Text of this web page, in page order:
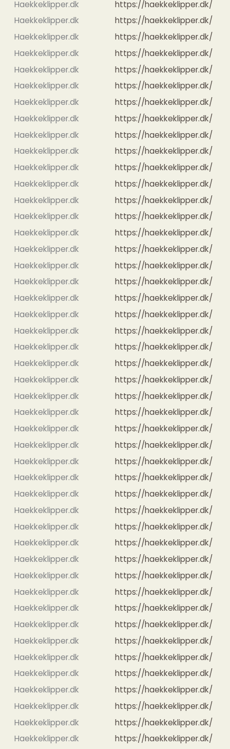
Haekkeklipper.dk
https://haekkeklipper.dk/
Haekkeklipper.dk
https://haekkeklipper.dk/
Haekkeklipper.dk
https://haekkeklipper.dk/
Haekkeklipper.dk
https://haekkeklipper.dk/
Haekkeklipper.dk
https://haekkeklipper.dk/
Haekkeklipper.dk
https://haekkeklipper.dk/
Haekkeklipper.dk
https://haekkeklipper.dk/
Haekkeklipper.dk
https://haekkeklipper.dk/
Haekkeklipper.dk
https://haekkeklipper.dk/
Haekkeklipper.dk
https://haekkeklipper.dk/
Haekkeklipper.dk
https://haekkeklipper.dk/
Haekkeklipper.dk
https://haekkeklipper.dk/
Haekkeklipper.dk
https://haekkeklipper.dk/
Haekkeklipper.dk
https://haekkeklipper.dk/
Haekkeklipper.dk
https://haekkeklipper.dk/
Haekkeklipper.dk
https://haekkeklipper.dk/
Haekkeklipper.dk
https://haekkeklipper.dk/
Haekkeklipper.dk
https://haekkeklipper.dk/
Haekkeklipper.dk
https://haekkeklipper.dk/
Haekkeklipper.dk
https://haekkeklipper.dk/
Haekkeklipper.dk
https://haekkeklipper.dk/
Haekkeklipper.dk
https://haekkeklipper.dk/
Haekkeklipper.dk
https://haekkeklipper.dk/
Haekkeklipper.dk
https://haekkeklipper.dk/
Haekkeklipper.dk
https://haekkeklipper.dk/
Haekkeklipper.dk
https://haekkeklipper.dk/
Haekkeklipper.dk
https://haekkeklipper.dk/
Haekkeklipper.dk
https://haekkeklipper.dk/
Haekkeklipper.dk
https://haekkeklipper.dk/
Haekkeklipper.dk
https://haekkeklipper.dk/
Haekkeklipper.dk
https://haekkeklipper.dk/
Haekkeklipper.dk
https://haekkeklipper.dk/
Haekkeklipper.dk
https://haekkeklipper.dk/
Haekkeklipper.dk
https://haekkeklipper.dk/
Haekkeklipper.dk
https://haekkeklipper.dk/
Haekkeklipper.dk
https://haekkeklipper.dk/
Haekkeklipper.dk
https://haekkeklipper.dk/
Haekkeklipper.dk
https://haekkeklipper.dk/
Haekkeklipper.dk
https://haekkeklipper.dk/
Haekkeklipper.dk
https://haekkeklipper.dk/
Haekkeklipper.dk
https://haekkeklipper.dk/
Haekkeklipper.dk
https://haekkeklipper.dk/
Haekkeklipper.dk
https://haekkeklipper.dk/
Haekkeklipper.dk
https://haekkeklipper.dk/
Haekkeklipper.dk
https://haekkeklipper.dk/
Haekkeklipper.dk
https://haekkeklipper.dk/